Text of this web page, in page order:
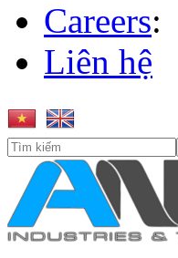
Careers:
Liên hệ